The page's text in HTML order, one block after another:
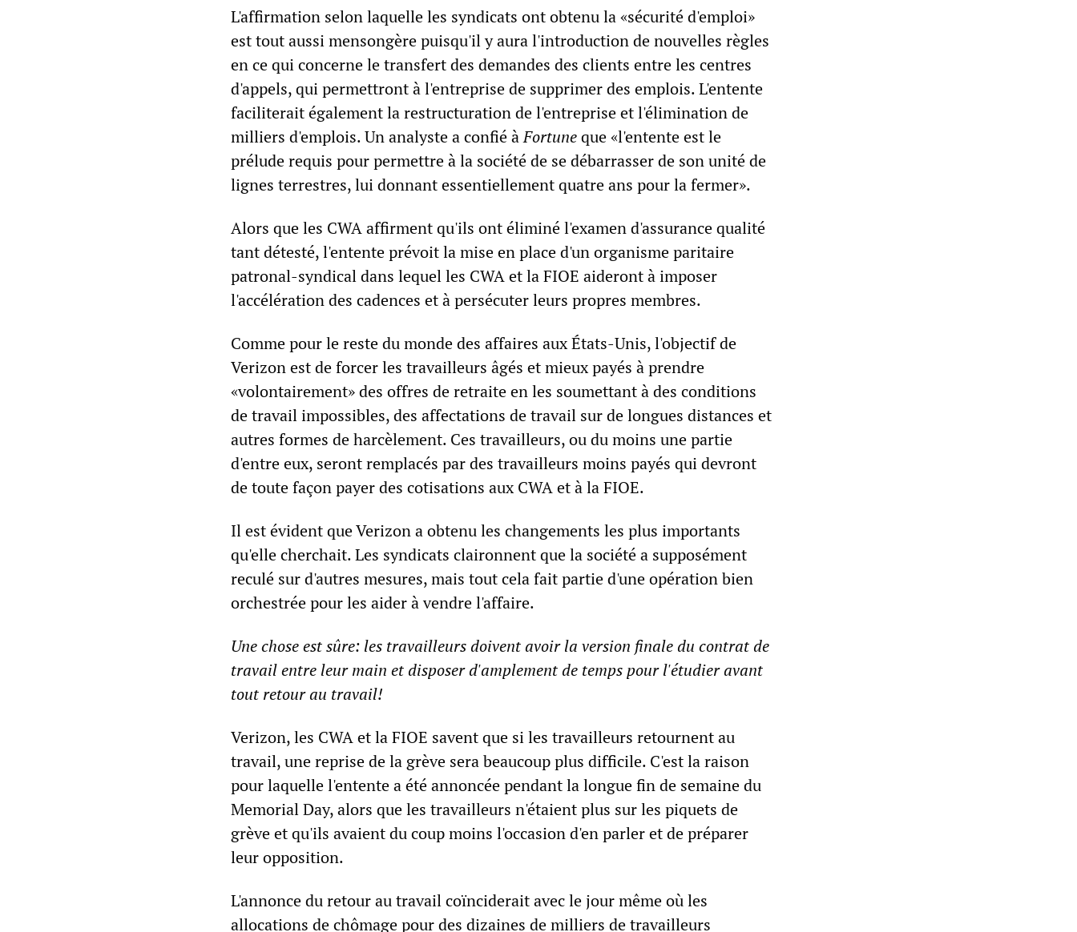
L'affirmation selon laquelle les syndicats ont obtenu la «sécurité d'emploi»
est tout aussi mensongère puisqu'il y aura l'introduction de nouvelles règles
en ce qui concerne le transfert des demandes des clients entre les centres
d'appels, qui permettront à l'entreprise de supprimer des emplois. L'entente
faciliterait également la restructuration de l'entreprise et l'élimination de
milliers d'emplois. Un analyste a confié àFortuneque «l'entente est le
prélude requis pour permettre à la société de se débarrasser de son unité de
lignes terrestres, lui donnant essentiellement quatre ans pour la fermer».
Alors que les CWA affirment qu'ils ont éliminé l'examen d'assurance qualité
tant détesté, l'entente prévoit la mise en place d'un organisme paritaire
patronal-syndical dans lequel les CWA et la FIOE aideront à imposer
l'accélération des cadences et à persécuter leurs propres membres.
Comme pour le reste du monde des affaires aux États-Unis, l'objectif de
Verizon est de forcer les travailleurs âgés et mieux payés à prendre
«volontairement» des offres de retraite en les soumettant à des conditions
de travail impossibles, des affectations de travail sur de longues distances et
autres formes de harcèlement. Ces travailleurs, ou du moins une partie
d'entre eux, seront remplacés par des travailleurs moins payés qui devront
de toute façon payer des cotisations aux CWA et à la FIOE.
Il est évident que Verizon a obtenu les changements les plus importants
qu'elle cherchait. Les syndicats claironnent que la société a supposément
reculé sur d'autres mesures, mais tout cela fait partie d'une opération bien
orchestrée pour les aider à vendre l'affaire.
Une chose est sûre: les travailleurs doivent avoir la version finale du contrat de
travail entre leur main et disposer d'amplement de temps pour l'étudier avant
tout retour au travail!
Verizon, les CWA et la FIOE savent que si les travailleurs retournent au
travail, une reprise de la grève sera beaucoup plus difficile. C'est la raison
pour laquelle l'entente a été annoncée pendant la longue fin de semaine du
Memorial Day, alors que les travailleurs n'étaient plus sur les piquets de
grève et qu'ils avaient du coup moins l'occasion d'en parler et de préparer
leur opposition.
L'annonce du retour au travail coïnciderait avec le jour même où les
allocations de chômage pour des dizaines de milliers de travailleurs